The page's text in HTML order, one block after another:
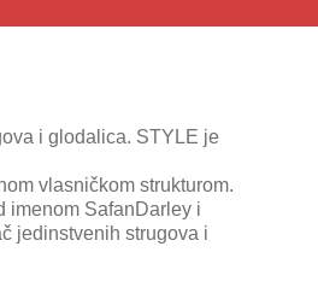
i glodalica. STYLE je
vlasničkom strukturom.
imenom SafanDarley i
jedinstvenih strugova i